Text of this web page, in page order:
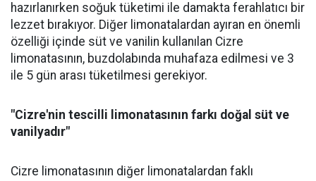
hazırlanırken soğuk tüketimi ile damakta ferahlatıcı bir
lezzet bırakıyor. Diğer limonatalardan ayıran en önemli
özelliği içinde süt ve vanilin kullanılan Cizre
limonatasının, buzdolabında muhafaza edilmesi ve 3
ile 5 gün arası tüketilmesi gerekiyor.
"Cizre'nin tescilli limonatasının farkı doğal süt ve
vanilyadır"
Cizre limonatasının diğer limonatalardan faklı